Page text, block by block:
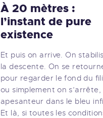
À 20 mètres :
l’instant de pure
existence
Et puis on arrive. On
la descente. On se
pour regarder le fond du
ou simplement on s’arrête,
apesanteur dans le bleu
Et là, si toutes les